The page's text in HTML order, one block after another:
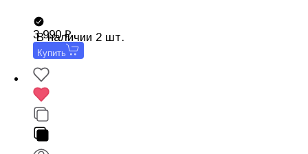
В наличии 2 шт.
3 990
Купить